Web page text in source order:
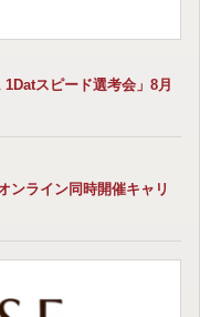
スピード選考会」8月
ンライン同時開催キャリ